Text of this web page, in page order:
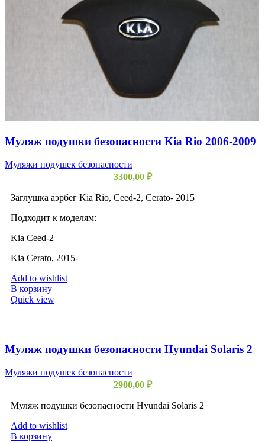
Муляж подушки безопасности Kia Rio 2006-2009
Муляжи подушек безопасности
3300,00 ₽
Заглушка аэрбег Kia Rio, Ceed-2, Cerato- 2015
Подходит к моделям:
Kia Ceed-2
Kia Cerato, 2015-
Add to wishlist
В корзину
Quick view
Муляж подушки безопасности Hyundai Solaris 2
Муляжи подушек безопасности
2900,00 ₽
Муляж подушки безопасности Hyundai Solaris 2
Add to wishlist
В корзину